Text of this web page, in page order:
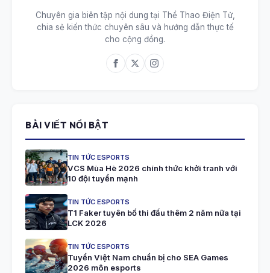
Chuyên gia biên tập nội dung tại Thể Thao Điện Tử,
chia sẻ kiến thức chuyên sâu và hướng dẫn thực tế
cho cộng đồng.
BÀI VIẾT NỔI BẬT
TIN TỨC ESPORTS
VCS Mùa Hè 2026 chính thức khởi tranh với
10 đội tuyển mạnh
TIN TỨC ESPORTS
T1 Faker tuyên bố thi đấu thêm 2 năm nữa tại
LCK 2026
TIN TỨC ESPORTS
Tuyển Việt Nam chuẩn bị cho SEA Games
2026 môn esports